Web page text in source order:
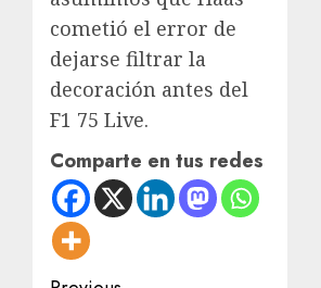
cometió el error de
dejarse filtrar la
decoración antes del
F1 75 Live.
Comparte en tus redes